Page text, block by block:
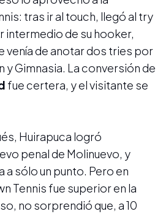
tras ir al touch, llegó al try
intermedio de su hooker,
venía de anotar dos tries por
y Gimnasia. La conversión de
fue certera, y el visitante se
Huirapuca logró
penal de Molinuevo, y
sólo un punto. Pero en
Tennis fue superior en la
no sorprendió que, a 10